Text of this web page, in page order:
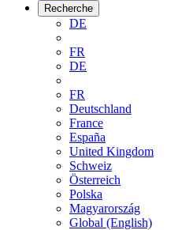
Recherche
DE
FR
DE
FR
Deutschland
France
España
United Kingdom
Schweiz
Österreich
Polska
Magyarország
Global (English)